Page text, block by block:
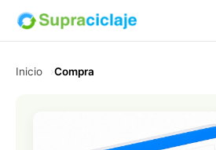
Inicio Compra